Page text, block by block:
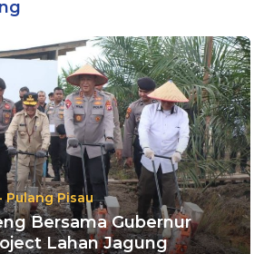
Pulang Pisau
Bersama Gubernur
Lahan Jagung